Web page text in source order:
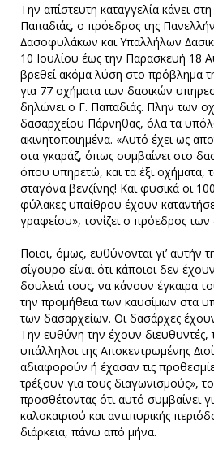
Την απίστευτη καταγγελία κάνει
Παπαδιάς, o πρόεδρος της
∆ασοφυλάκων και Υπαλλήλων
10 Ιουλίου έως την Παρασκευή 18
βρεθεί ακόµα λύση στο πρόβληµα
για 77 οχήµατα των δασικών
δηλώνει ο Γ. Παπαδιάς. Πλην των
δασαρχείου Πάρνηθας, όλα τα
ακινητοποιηµένα. «Αυτό έχει ως
στα γκαράζ, όπως συµβαίνει στο
όπου υπηρετώ, και τα έξι οχήµατα,
σταγόνα βενζίνης! Και φυσικά οι
φύλακες υπαίθρου έχουν
γραφείου», τονίζει ο πρόεδρος
Ποιοι, όµως, ευθύνονται γι’ αυτήν
σίγουρο είναι ότι κάποιοι δεν
δουλειά τους, να κάνουν έγκαιρα
την προµήθεια των καυσίµων στα
των δασαρχείων. Οι δασάρχες
Την ευθύνη την έχουν διευθυντές,
υπάλληλοι της Αποκεντρωµένης
αδιαφορούν ή έχασαν τις
τρέξουν για τους διαγωνισµούς»,
προσθέτοντας ότι αυτό συµβαίνει
καλοκαιριού και αντιπυρικής
διάρκεια, πάνω από µήνα.